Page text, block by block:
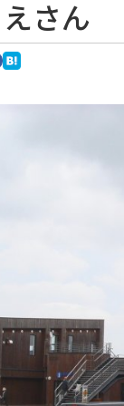
さん